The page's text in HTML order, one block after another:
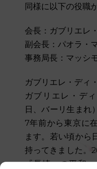
同様に以下の役職
会長：ガブリエレ
副会長：パオラ・
事務局長：マッシ
ガブリエレ・ディ
ガブリエレ・デ
日、バーリ生まれ
7年前から東京に
ます。若い頃から
持ってきました。
『長崎への平和